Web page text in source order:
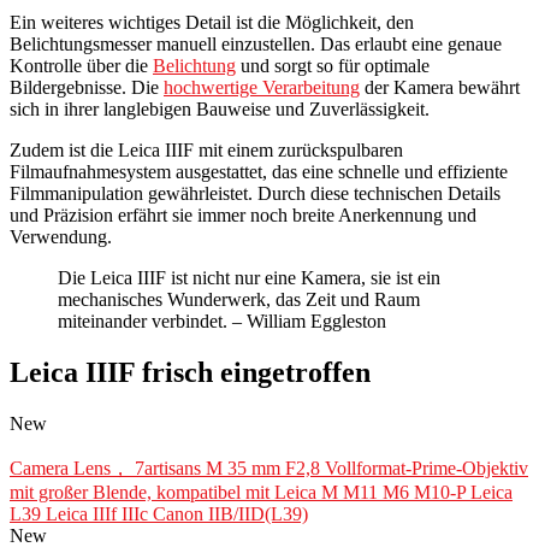
Ein weiteres wichtiges Detail ist die Möglichkeit, den
Belichtungsmesser manuell einzustellen. Das erlaubt eine genaue
Kontrolle über die Belichtung und sorgt so für optimale
Bildergebnisse. Die hochwertige Verarbeitung der Kamera bewährt
sich in ihrer langlebigen Bauweise und Zuverlässigkeit.
Zudem ist die Leica IIIF mit einem zurückspulbaren
Filmaufnahmesystem ausgestattet, das eine schnelle und effiziente
Filmmanipulation gewährleistet. Durch diese technischen Details
und Präzision erfährt sie immer noch breite Anerkennung und
Verwendung.
Die Leica IIIF ist nicht nur eine Kamera, sie ist ein
mechanisches Wunderwerk, das Zeit und Raum
miteinander verbindet. – William Eggleston
Leica IIIF frisch eingetroffen
New
Camera Lens， 7artisans M 35 mm F2,8 Vollformat-Prime-Objektiv
mit großer Blende, kompatibel mit Leica M M11 M6 M10-P Leica
L39 Leica IIIf IIIc Canon IIB/IID(L39)
New